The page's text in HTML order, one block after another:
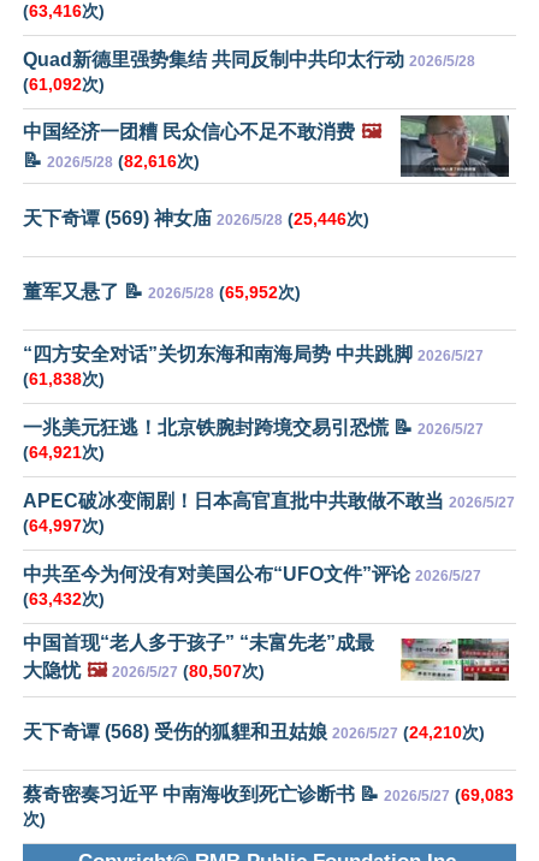
(63,416次)
Quad新德里强势集结 共同反制中共印太行动 2026/5/28
(61,092次)
中国经济一团糟 民众信心不足不敢消费 🖼️
📝 2026/5/28 (82,616次)
天下奇谭 (569) 神女庙 2026/5/28 (25,446次)
董军又悬了 📝 2026/5/28 (65,952次)
“四方安全对话”关切东海和南海局势 中共跳脚 2026/5/27
(61,838次)
一兆美元狂逃！北京铁腕封跨境交易引恐慌 📝 2026/5/27
(64,921次)
APEC破冰变闹剧！日本高官直批中共敢做不敢当 2026/5/27
(64,997次)
中共至今为何没有对美国公布“UFO文件”评论 2026/5/27
(63,432次)
中国首现“老人多于孩子” “未富先老”成最
大隐忧 🖼️ 2026/5/27 (80,507次)
天下奇谭 (568) 受伤的狐貍和丑姑娘 2026/5/27 (24,210次)
蔡奇密奏习近平 中南海收到死亡诊断书 📝 2026/5/27 (69,083
次)